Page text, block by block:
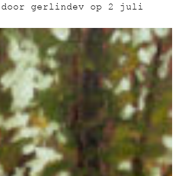
door gerlindev op 2 juli